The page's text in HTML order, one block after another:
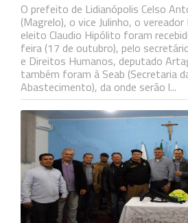
O prefeito de Lidianópolis Celso
(Magrelo), o vice Julinho, o
eleito Claudio Hipólito foram
feira (17 de outubro), pelo
e Direitos Humanos, deputado
também foram à Seab (Secretaria
Abastecimento), da onde serão l...